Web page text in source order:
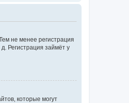
не менее регистрация
Регистрация займёт у
которые могут